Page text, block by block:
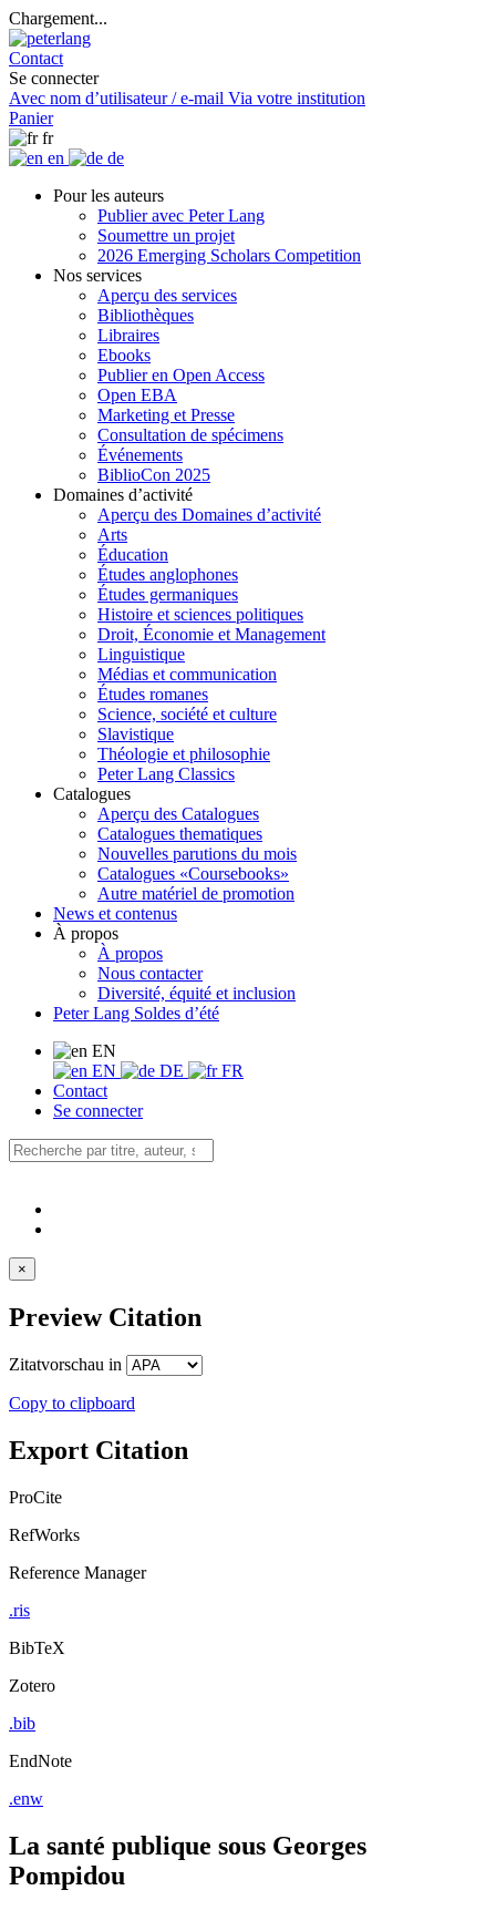
Chargement...
Contact
Se connecter
Avec nom d’utilisateur / e-mail Via votre institution
Panier
fr
en
de
Pour les auteurs
Publier avec Peter Lang
Soumettre un projet
2026 Emerging Scholars Competition
Nos services
Aperçu des services
Bibliothèques
Libraires
Ebooks
Publier en Open Access
Open EBA
Marketing et Presse
Consultation de spécimens
Événements
BiblioCon 2025
Domaines d’activité
Aperçu des Domaines d’activité
Arts
Éducation
Études anglophones
Études germaniques
Histoire et sciences politiques
Droit, Économie et Management
Linguistique
Médias et communication
Études romanes
Science, société et culture
Slavistique
Théologie et philosophie
Peter Lang Classics
Catalogues
Aperçu des Catalogues
Catalogues thematiques
Nouvelles parutions du mois
Catalogues «Coursebooks»
Autre matériel de promotion
News et contenus
À propos
À propos
Nous contacter
Diversité, équité et inclusion
Peter Lang Soldes d’été
EN
EN
DE
FR
Contact
Se connecter
×
Preview Citation
Zitatvorschau in
Copy to clipboard
Export Citation
ProCite
RefWorks
Reference Manager
.ris
BibTeX
Zotero
.bib
EndNote
.enw
La santé publique sous Georges
Pompidou